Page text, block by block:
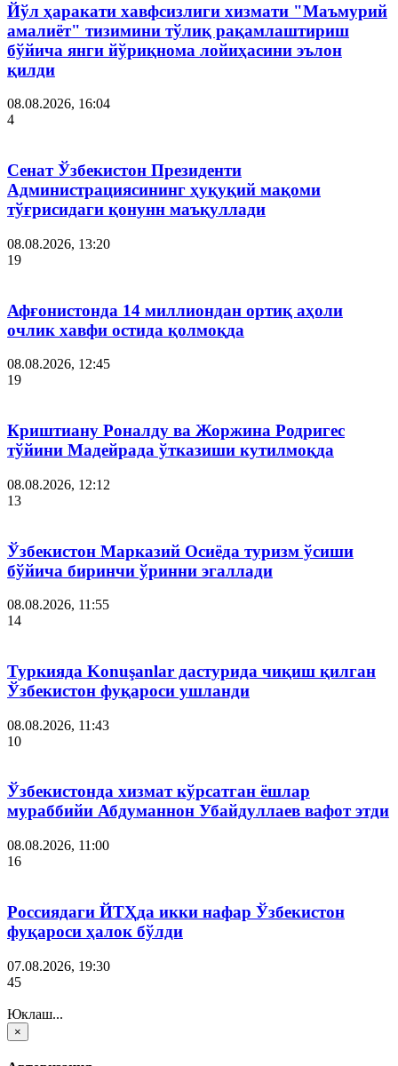
Йўл ҳаракати хавфсизлиги хизмати "Маъмурий
амалиёт" тизимини тўлиқ рақамлаштириш
бўйича янги йўриқнома лойиҳасини эълон
қилди
08.08.2026, 16:04
4
Сенат Ўзбекистон Президенти
Администрациясининг ҳуқуқий мақоми
тўғрисидаги қонунн маъқуллади
08.08.2026, 13:20
19
Афғонистонда 14 миллиондан ортиқ аҳоли
очлик хавфи остида қолмоқда
08.08.2026, 12:45
19
Криштиану Роналду ва Жоржина Родригес
тўйини Мадейрада ўтказиши кутилмоқда
08.08.2026, 12:12
13
Ўзбекистон Марказий Осиёда туризм ўсиши
бўйича биринчи ўринни эгаллади
08.08.2026, 11:55
14
Туркияда Konuşanlar дастурида чиқиш қилган
Ўзбекистон фуқароси ушланди
08.08.2026, 11:43
10
Ўзбекистонда хизмат кўрсатган ёшлар
мураббийи Абдуманнон Убайдуллаев вафот этди
08.08.2026, 11:00
16
Россиядаги ЙТҲда икки нафар Ўзбекистон
фуқароси ҳалок бўлди
07.08.2026, 19:30
45
Юклаш...
×